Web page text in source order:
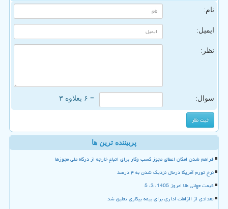
نام:
ایمیل:
نظر:
سوال: = ۶ بعلاوه ۳
پربیننده ترین ها
فراهم شدن امکان اعطای مجوز کسب وکار برای اتباع خارجه از درگاه ملی مجوزها
نرخ تورم آمریکا درحال نزدیک شدن به ۴ درصد
قیمت جهانی طلا امروز 1405، 3، 5
تعدادی از الزامات اداری برای بیمه بیکاری تعلیق شد